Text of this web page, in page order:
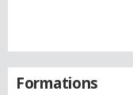
Formations